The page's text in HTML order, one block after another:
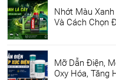
Nhớt Màu
Và Cách Chọn
Mỡ Dẫn Điện,
Oxy Hóa, Tăng